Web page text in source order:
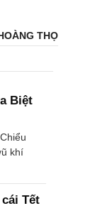
THỌ
Biệt
khí
Tết